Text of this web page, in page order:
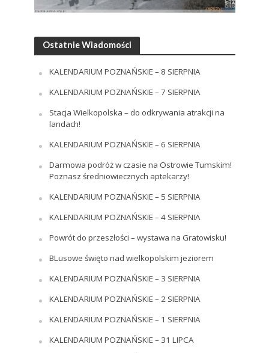
Ostatnie Wiadomości
KALENDARIUM POZNAŃSKIE – 8 SIERPNIA
KALENDARIUM POZNAŃSKIE – 7 SIERPNIA
Stacja Wielkopolska – do odkrywania atrakcji na
landach!
KALENDARIUM POZNAŃSKIE – 6 SIERPNIA
Darmowa podróż w czasie na Ostrowie Tumskim!
Poznasz średniowiecznych aptekarzy!
KALENDARIUM POZNAŃSKIE – 5 SIERPNIA
KALENDARIUM POZNAŃSKIE – 4 SIERPNIA
Powrót do przeszłości – wystawa na Gratowisku!
BLusowe święto nad wielkopolskim jeziorem
KALENDARIUM POZNAŃSKIE – 3 SIERPNIA
KALENDARIUM POZNAŃSKIE – 2 SIERPNIA
KALENDARIUM POZNAŃSKIE – 1 SIERPNIA
KALENDARIUM POZNAŃSKIE – 31 LIPCA